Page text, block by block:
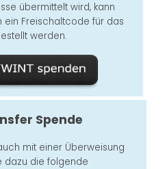
übermittelt wird, kann
ein Freischaltcode für das
werden.
Spende
mit einer Überweisung
dazu die folgende